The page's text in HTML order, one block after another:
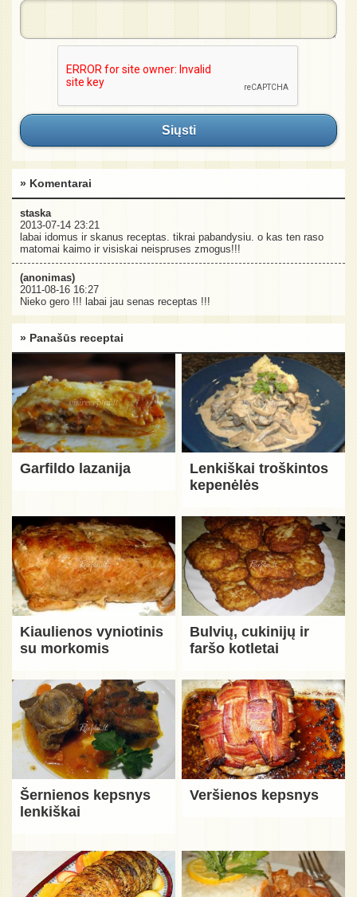
Siųsti
» Komentarai
staska
2013-07-14 23:21
labai idomus ir skanus receptas. tikrai pabandysiu. o kas ten raso
matomai kaimo ir visiskai neispruses zmogus!!!
(anonimas)
2011-08-16 16:27
Nieko gero !!! labai jau senas receptas !!!
» Panašūs receptai
Garfildo lazanija
Lenkiškai troškintos
kepenėlės
Kiaulienos vyniotinis
su morkomis
Bulvių, cukinijų ir
faršo kotletai
Šernienos kepsnys
lenkiškai
Veršienos kepsnys